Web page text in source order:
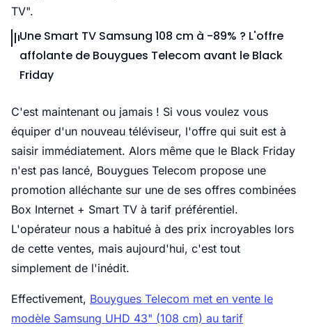
TV".
Une Smart TV Samsung 108 cm à -89% ? L'offre
affolante de Bouygues Telecom avant le Black
Friday
C'est maintenant ou jamais ! Si vous voulez vous
équiper d'un nouveau téléviseur, l'offre qui suit est à
saisir immédiatement. Alors même que le Black Friday
n'est pas lancé, Bouygues Telecom propose une
promotion alléchante sur une de ses offres combinées
Box Internet + Smart TV à tarif préférentiel.
L'opérateur nous a habitué à des prix incroyables lors
de cette ventes, mais aujourd'hui, c'est tout
simplement de l'inédit.
Effectivement, Bouygues Telecom met en vente le
modèle Samsung UHD 43" (108 cm) au tarif